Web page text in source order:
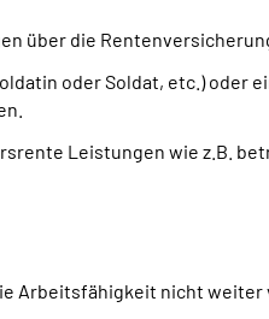
über die
oder Soldat, etc.) oder
Leistungen wie z.B.
Arbeitsfähigkeit nicht weiter